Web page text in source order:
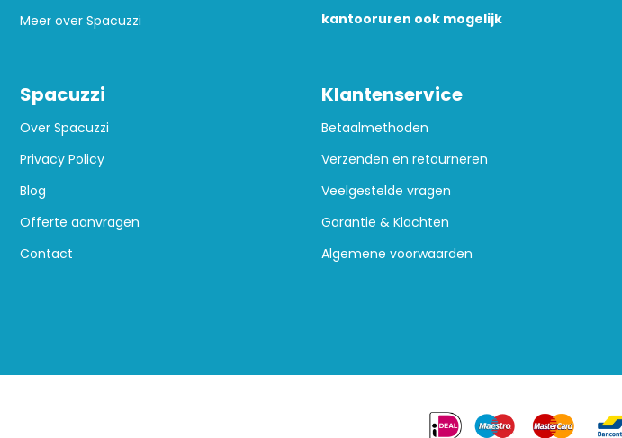
Meer over Spacuzzi
kantooruren ook mogelijk
Spacuzzi
Over Spacuzzi
Privacy Policy
Blog
Offerte aanvragen
Contact
Klantenservice
Betaalmethoden
Verzenden en retourneren
Veelgestelde vragen
Garantie & Klachten
Algemene voorwaarden